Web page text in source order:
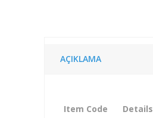
AÇIKLAMA
Item Code Details